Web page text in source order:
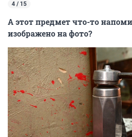
4 / 15
А этот предмет что-то
изображено на фото?